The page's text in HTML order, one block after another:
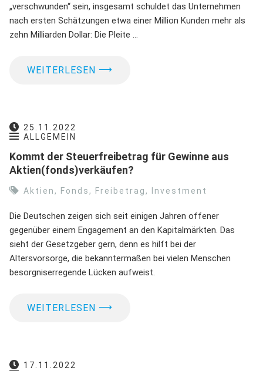
„verschwunden“ sein, insgesamt schuldet das Unternehmen
nach ersten Schätzungen etwa einer Million Kunden mehr als
zehn Milliarden Dollar: Die Pleite …
WEITERLESEN ⟶
25.11.2022
ALLGEMEIN
Kommt der Steuerfreibetrag für Gewinne aus
Aktien(fonds)verkäufen?
Aktien , Fonds , Freibetrag , Investment
Die Deutschen zeigen sich seit einigen Jahren offener
gegenüber einem Engagement an den Kapitalmärkten. Das
sieht der Gesetzgeber gern, denn es hilft bei der
Altersvorsorge, die bekanntermaßen bei vielen Menschen
besorgniserregende Lücken aufweist.
WEITERLESEN ⟶
17.11.2022